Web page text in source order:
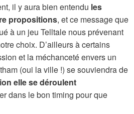
il y aura bien entendu les
propositions, et ce message que
à un jeu Telltale nous prévenant
choix. D’ailleurs à certains
et la méchanceté envers un
(oui la ville !) se souviendra de
elle se déroulent
dans le bon timing pour que